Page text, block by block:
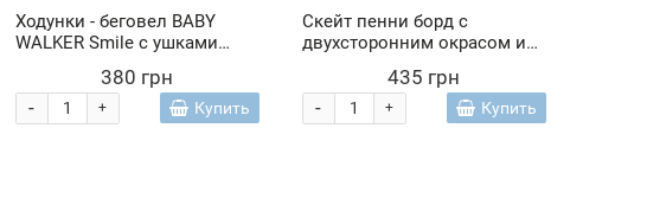
Ходунки - беговел BABY
WALKER Smile с ушками
малышей, Розовый (212)
380 грн
+
- Купить
Скейт пенни борд с
двухсторонним окрасом и
Penny Board Белый-
розовый-синий
435 грн
+
- Купить